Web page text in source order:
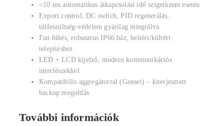
<10 ms automatikus átkapcsolási idő szigetüzem esetén
Export control, DC switch, PID regenerálás,
túlfeszültség-védelem gyárilag integrálva
Fan hűtés, robusztus IP66 ház, beltéri/kültéri
telepítéshez
LED + LCD kijelző, modern kommunikációs
interfészekkel
Kompatibilis aggregátorral (Genset) – kiterjesztett
backup megoldás
További információk